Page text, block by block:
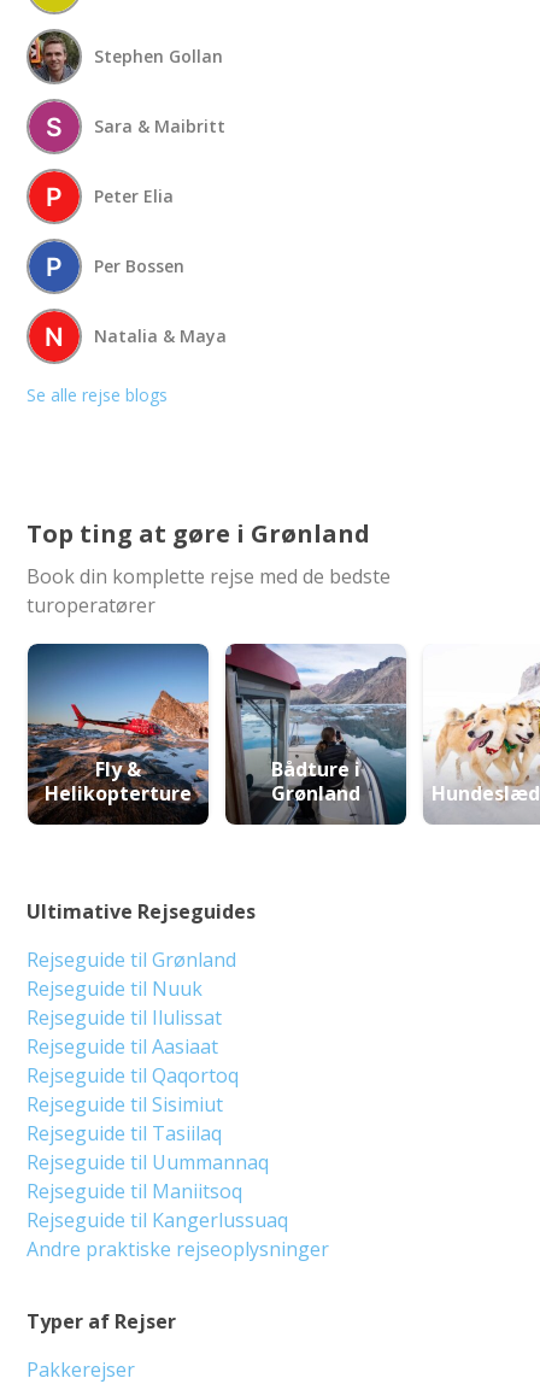
Stephen Gollan
Sara & Maibritt
Peter Elia
Per Bossen
Natalia & Maya
Se alle rejse blogs
Top ting at gøre i Grønland
Book din komplette rejse med de bedste
turoperatører
Fly &
Helikopterture
Bådture i
Grønland
Typer af Rejser
Pakkerejser
Ultimative Rejseguides
Rejseguide til Grønland
Rejseguide til Nuuk
Rejseguide til Ilulissat
Rejseguide til Aasiaat
Rejseguide til Qaqortoq
Rejseguide til Sisimiut
Rejseguide til Tasiilaq
Rejseguide til Uummannaq
Rejseguide til Maniitsoq
Rejseguide til Kangerlussuaq
Andre praktiske rejseoplysninger